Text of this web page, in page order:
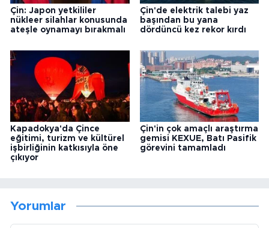
Çin: Japon yetkililer
nükleer silahlar konusunda
ateşle oynamayı bırakmalı
Çin'de elektrik talebi yaz
başından bu yana
dördüncü kez rekor kırdı
Kapadokya'da Çince
eğitimi, turizm ve kültürel
işbirliğinin katkısıyla öne
çıkıyor
Çin'in çok amaçlı araştırma
gemisi KEXUE, Batı Pasifik
görevini tamamladı
Yorumlar